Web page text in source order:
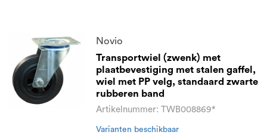
Novio
Transportwiel (zwenk) met
plaatbevestiging met stalen gaffel,
wiel met PP velg, standaard zwarte
rubberen band
Artikelnummer: TWB008869*
Varianten beschikbaar